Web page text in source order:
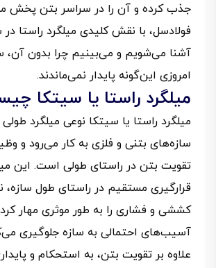
جذب کرده و آن را در سراسر بتن پخش
فولادسل، با نقش کلیدی میلگرد راستا
آشنا می‌شویم و می‌بینیم چرا بدون آن،
امروزی این‌گونه پایدار نمی‌ماندند.
میلگرد راستا یا سیتکا
میلگرد راستا یا سیتکا نوعی میلگرد
سازه‌های بتنی و فلزی به کار می‌رود و
تقویت بتن در راستای طولی است. این
قرارگیری مستقیم در راستای طول سازه،
کششی و فشاری را به طور موثری مهار
آسیب‌های احتمالی به سازه جلوگیری
علاوه بر تقویت بتن، به استحکام و